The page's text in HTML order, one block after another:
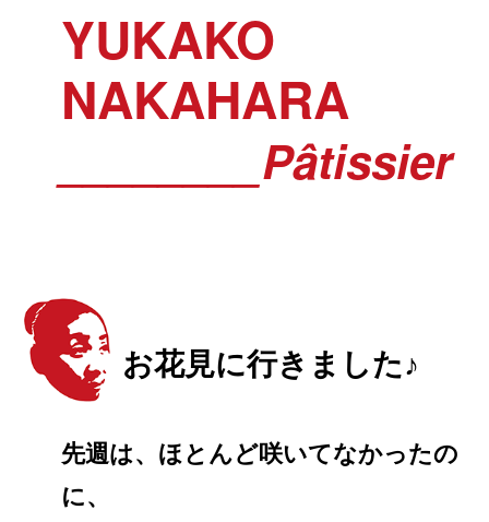
YUKAKO
NAKAHARA
________Pâtissier
お花見に行きました♪
先週は、ほとんど咲いてなかったの
に、